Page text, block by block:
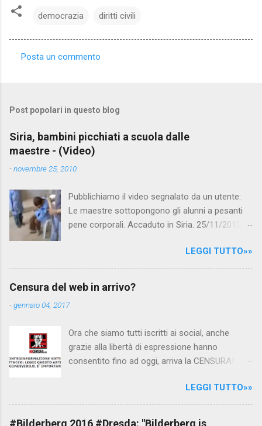
democrazia diritti civili
e
n
t
Posta un commento
Post popolari in questo blog
Siria, bambini picchiati a scuola dalle
maestre - (Video)
-novembre 25, 2010
Pubblichiamo il video segnalato da un utente:
Le maestre sottopongono gli alunni a pesanti
pene corporali. Accaduto in Siria. 25/11/2010
Canale 5 "Forum" si è interessato al caso,
interpellando prontamente l'ambasciata siriana,
per fare luce sulla vicenda: è emerso che il
scuola. LEGGI IL SERVIZIO . staff
nocensura.com Condividi su Facebook
LEGGI TUTTO»»
Censura del web in arrivo?
-gennaio 04, 2017
Ora che siamo tutti iscritti ai social, anche
grazie alla libertà di espressione hanno
consentito fino ad oggi, arriva la CENSURA!
politica rispediti al mittente dai cittadini - perché
censurare avrebbe fatto perdere troppi
consensi ai vari governi - la CENSURA potrebbe
LEGGI TUTTO»»
#Bilderberg 2016 #Dresda: "Bilderberg is